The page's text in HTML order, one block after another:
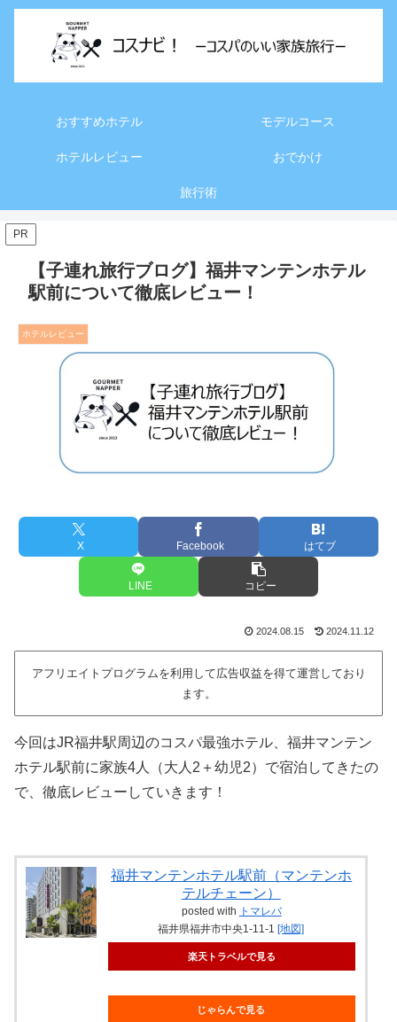
おすすめホテル モデルコース
ホテルレビュー おでかけ
旅行術
PR
【子連れ旅行ブログ】福井マンテンホテル
駅前について徹底レビュー！
ホテルレビュー
X Facebook はてブ
LINE コピー
2024.08.15 2024.11.12
アフリエイトプログラムを利用して広告収益を得て運営しており
ます。
今回はJR福井駅周辺のコスパ最強ホテル、福井マンテン
ホテル駅前に家族4人（大人2＋幼児2）で宿泊してきたの
で、徹底レビューしていきます！
福井マンテンホテル駅前（マンテンホ
テルチェーン）
posted with トマレバ
福井県福井市中央1-11-1 [地図]
楽天トラベルで見る
じゃらんで見る